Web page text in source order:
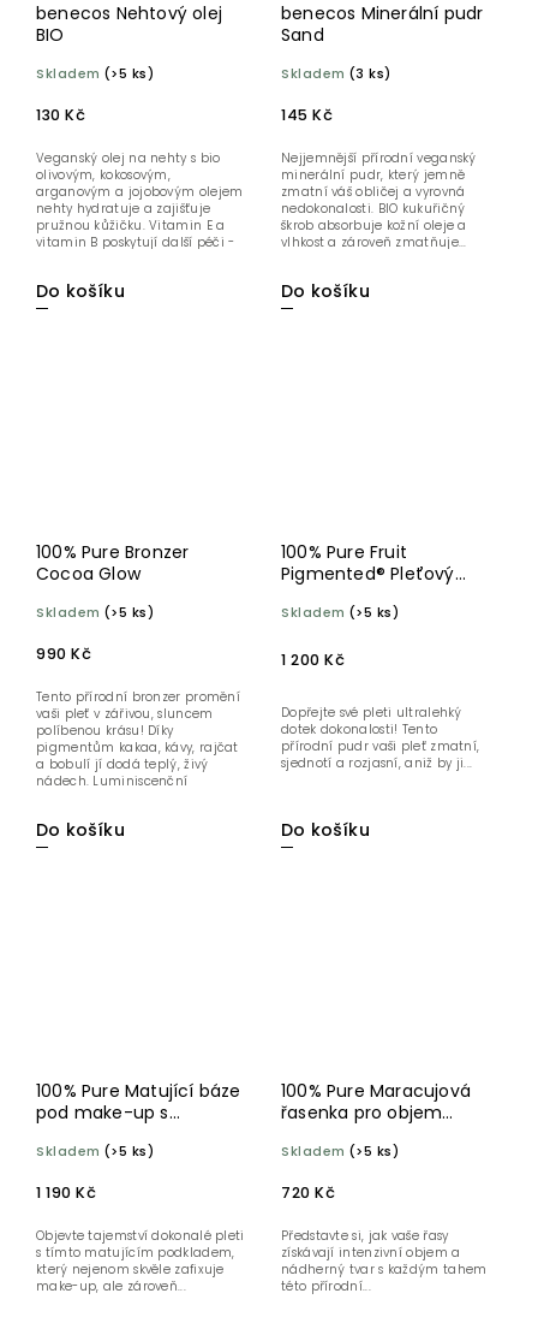
benecos Nehtový olej
BIO
Skladem (>5 ks)
130 Kč
Do košíku
Veganský olej na nehty s bio
olivovým, kokosovým,
arganovým a jojobovým olejem
nehty hydratuje a zajišťuje
pružnou kůžičku. Vitamin E a
vitamin B poskytují další péči -
benecos Minerální pudr
Sand
Skladem (3 ks)
145 Kč
Do košíku
Nejjemnější přírodní veganský
minerální pudr, který jemně
zmatní váš obličej a vyrovná
nedokonalosti. BIO kukuřičný
škrob absorbuje kožní oleje a
vlhkost a zároveň zmatňuje...
100% Pure Bronzer
Cocoa Glow
Skladem (>5 ks)
990 Kč
Do košíku
Tento přírodní bronzer promění
vaši pleť v zářivou, sluncem
políbenou krásu! Díky
pigmentům kakaa, kávy, rajčat
a bobulí jí dodá teplý, živý
nádech. Luminiscenční
100% Pure Fruit
Pigmented® Pleťový
Skladem (>5 ks)
1 200 Kč
Do košíku
Dopřejte své pleti ultralehký
dotek dokonalosti! Tento
přírodní pudr vaši pleť zmatní,
sjednotí a rozjasní, aniž by ji...
100% Pure Matující báze
pod make-up s
řas 30 ml
Skladem (>5 ks)
1 190 Kč
Objevte tajemství dokonalé pleti
s tímto matujícím podkladem,
který nejenom skvěle zafixuje
make-up, ale zároveň...
100% Pure Maracujová
řasenka pro objem
Skladem (>5 ks)
720 Kč
Představte si, jak vaše řasy
získávají intenzivní objem a
nádherný tvar s každým tahem
této přírodní...